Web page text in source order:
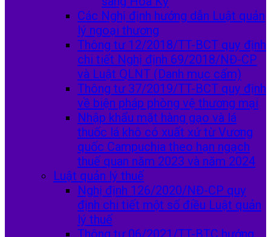
Các Nghị định hướng dẫn Luật quản
lý ngoại thương
Thông tư 12/2018/TT-BCT quy định
chi tiết Nghị định 69/2018/NĐ-CP
và Luật QLNT (Danh mục cấm)
Thông tư 37/2019/TT-BCT quy định
về biện pháp phòng vệ thương mại
Nhập khẩu mặt hàng gạo và lá
thuốc lá khô có xuất xứ từ Vương
quốc Campuchia theo hạn ngạch
thuế quan năm 2023 và năm 2024
Luật quản lý thuế
Nghị định 126/2020/NĐ-CP quy
định chi tiết một số điều Luật quản
lý thuế